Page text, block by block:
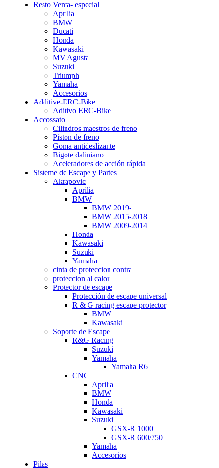
Resto Venta- especial
Aprilia
BMW
Ducati
Honda
Kawasaki
MV Agusta
Suzuki
Triumph
Yamaha
Accesorios
Additive-ERC-Bike
Aditivo ERC-Bike
Accossato
Cilindros maestros de freno
Piston de freno
Goma antideslizante
Bigote daliniano
Aceleradores de acción rápida
Sisteme de Escape y Partes
Akrapovic
Aprilia
BMW
BMW 2019-
BMW 2015-2018
BMW 2009-2014
Honda
Kawasaki
Suzuki
Yamaha
cinta de proteccion contra
proteccion al calor
Protector de escape
Protección de escape universal
R & G racing escape protector
BMW
Kawasaki
Soporte de Escape
R&G Racing
Suzuki
Yamaha
Yamaha R6
CNC
Aprilia
BMW
Honda
Kawasaki
Suzuki
GSX-R 1000
GSX-R 600/750
Yamaha
Accesorios
Pilas